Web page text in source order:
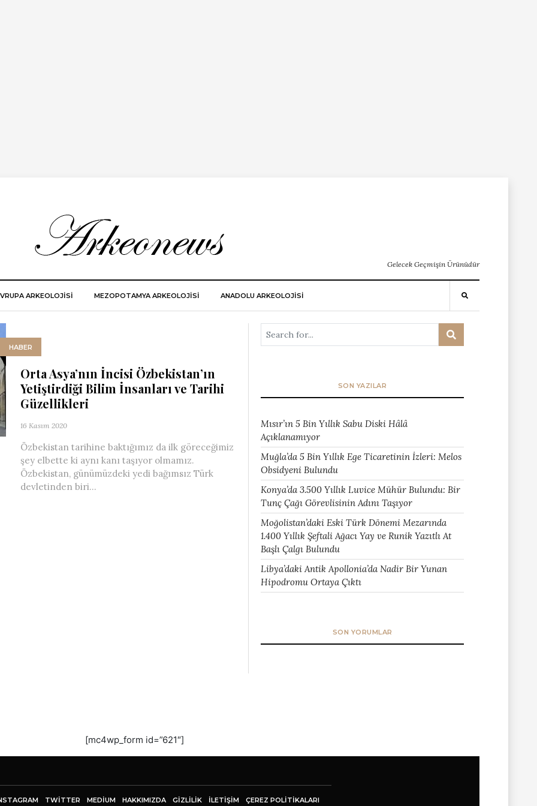
Gelecek Geçmişin Ürünüdür
ARKEOLOJISI MEZOPOTAMYA ARKEOLOJISI ANADOLU ARKEOLOJİSİ
HABER
Orta Asya’nın İncisi Özbekistan’ın
Yetiştirdiği Bilim İnsanları ve Tarihi
Güzellikleri
16 Kasım 2020
Özbekistan tarihine baktığımız da ilk göreceğimiz
şey elbette ki aynı kanı taşıyor olmamız.
Özbekistan, günümüzdeki yedi bağımsız Türk
devletinden biri...
SON YAZILAR
Mısır’ın 5 Bin Yıllık Sabu Diski Hâlâ
Açıklanamıyor
Muğla’da 5 Bin Yıllık Ege Ticaretinin İzleri: Melos
Obsidyeni Bulundu
Konya’da 3.500 Yıllık Luvice Mühür Bulundu: Bir
Tunç Çağı Görevlisinin Adını Taşıyor
Moğolistan’daki Eski Türk Dönemi Mezarında
1.400 Yıllık Şeftali Ağacı Yay ve Runik Yazıtlı At
Başlı Çalgı Bulundu
Libya’daki Antik Apollonia’da Nadir Bir Yunan
Hipodromu Ortaya Çıktı
SON YORUMLAR
[mc4wp_form id=”621″]
TWITTER MEDIUM HAKKIMIZDA GİZLİLİK İLETIŞIM ÇEREZ POLITIKALARI